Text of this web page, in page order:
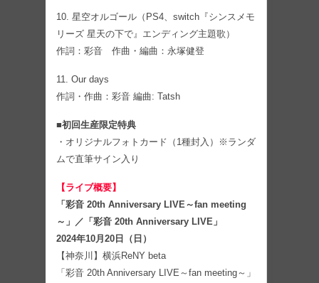
10. 星空オルゴール（PS4、switch『シンスメモ
リーズ 星天の下で』エンディング主題歌）
作詞：彩音 作曲・編曲：永塚健登
11. Our days
作詞・作曲：彩音 編曲: Tatsh
■初回生産限定特典
・オリジナルフォトカード（1種封入）※ランダ
ムで直筆サイン入り
【ライブ概要】
「彩音 20th Anniversary LIVE～fan meeting
～」／「彩音 20th Anniversary LIVE」
2024年10月20日（日）
【神奈川】横浜ReNY beta
「彩音 20th Anniversary LIVE～fan meeting～」